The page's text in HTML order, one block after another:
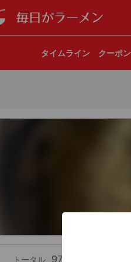
タイムライン クーポン
トータル 97杯